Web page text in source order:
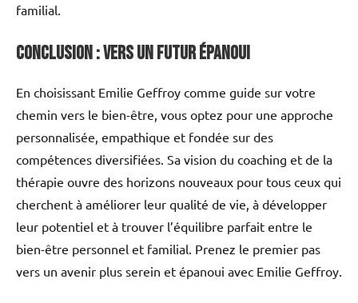
familial.
Conclusion : vers un futur épanoui
En choisissant Emilie Geffroy comme guide sur votre
chemin vers le bien-être, vous optez pour une approche
personnalisée, empathique et fondée sur des
compétences diversifiées. Sa vision du coaching et de la
thérapie ouvre des horizons nouveaux pour tous ceux qui
cherchent à améliorer leur qualité de vie, à développer
leur potentiel et à trouver l’équilibre parfait entre le
bien-être personnel et familial. Prenez le premier pas
vers un avenir plus serein et épanoui avec Emilie Geffroy.